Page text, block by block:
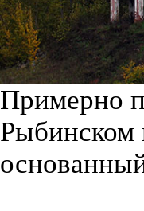
Примерно
Рыбинском